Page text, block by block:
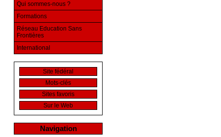
Qui sommes-nous ?
Formations
Réseau Education Sans
Frontières
International
Site fédéral
Mots-clés
Sites favoris
Sur le Web
Navigation